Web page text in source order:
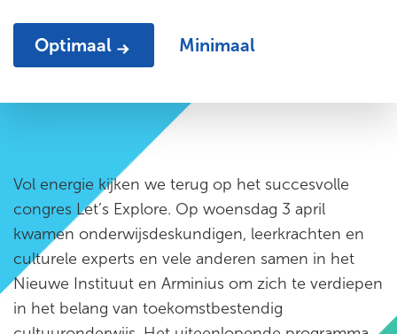
Optimaal Minimaal
Vol energie kijken we terug op het succesvolle
congres Let’s Explore. Op woensdag 3 april
kwamen onderwijsdeskundigen, leerkrachten en
culturele experts en vele anderen samen in het
Nieuwe Instituut en Arminius om zich te verdiepen
in het belang van toekomstbestendig